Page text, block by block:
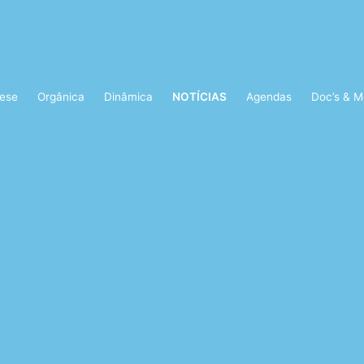
Orgânica Dinâmica NOTÍCIAS Agendas Doc’s &